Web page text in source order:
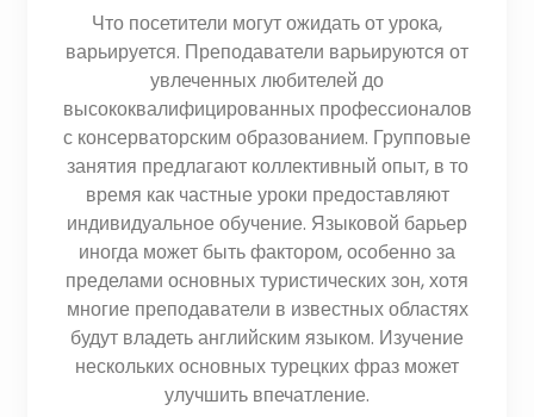
Что посетители могут ожидать от урока,
варьируется. Преподаватели варьируются от
увлеченных любителей до
высококвалифицированных профессионалов
с консерваторским образованием. Групповые
занятия предлагают коллективный опыт, в то
время как частные уроки предоставляют
индивидуальное обучение. Языковой барьер
иногда может быть фактором, особенно за
пределами основных туристических зон, хотя
многие преподаватели в известных областях
будут владеть английским языком. Изучение
нескольких основных турецких фраз может
улучшить впечатление.